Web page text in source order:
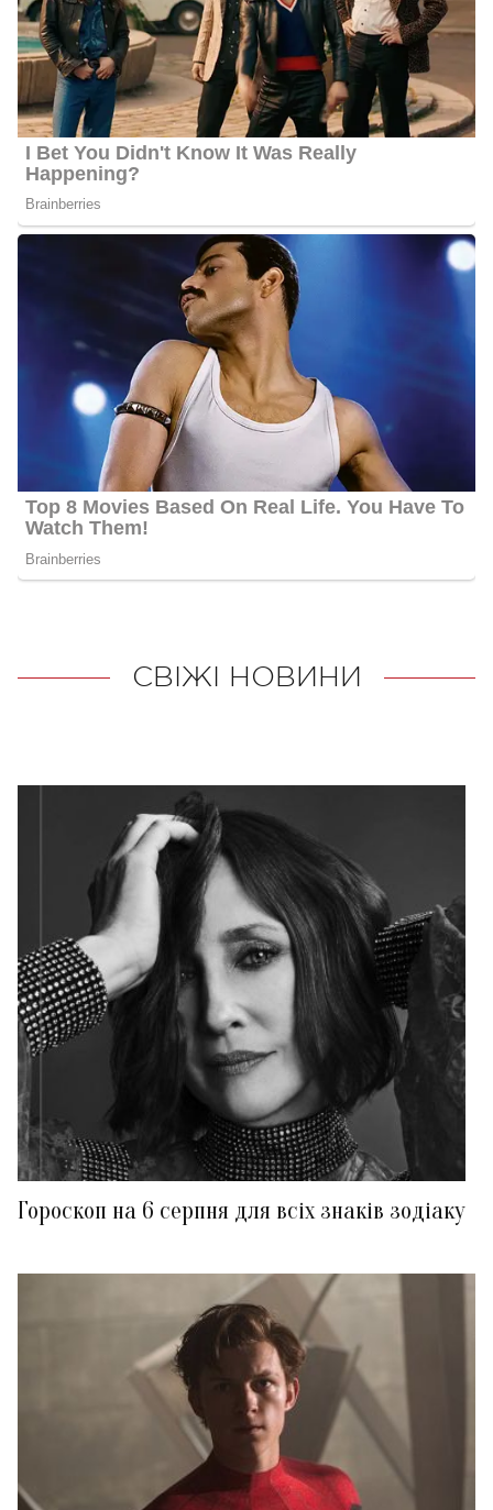
СВІЖІ НОВИНИ
Гороскоп на 6 серпня для всіх знаків зодіаку